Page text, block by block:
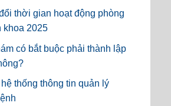
thời gian hoạt động phòng
khoa 2025
có bắt buộc phải thành lập
thống thông tin quản lý